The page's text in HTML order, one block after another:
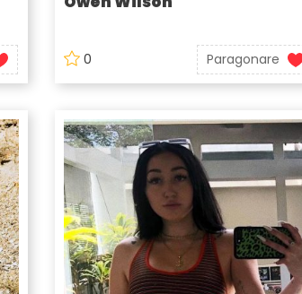
0 Paragonare